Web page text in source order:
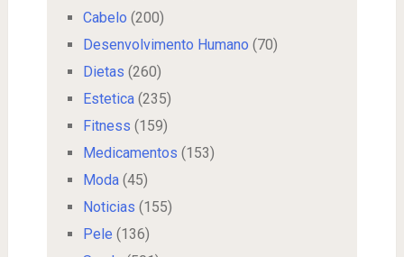
Cabelo (200)
Desenvolvimento Humano (70)
Dietas (260)
Estetica(235)
Fitness (159)
Medicamentos (153)
Moda(45)
Noticias (155)
Pele (136)